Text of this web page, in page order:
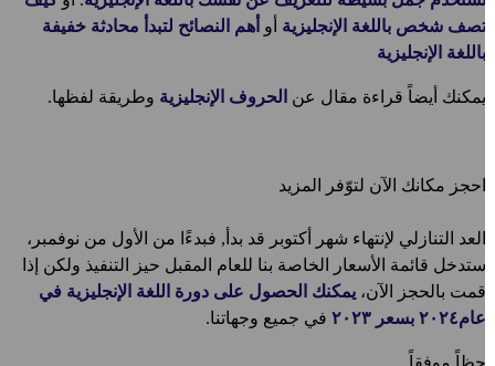
تصف شخص باللغة الإنجليزيةأوأهم النصائح لتبدأ محادثة خفيفة
باللغة الإنجليزية
يمكنك أيضاً قراءة مقال عنالحروف الإنجليزيةوطريقة لفظها.
احجز مكانك الآن لتوّفر المزيد
العد التنازلي لإنتهاء شهر أكتوبر قد بدأ, فبدءًا من الأول من نوفمبر،
ستدخل قائمة الأسعار الخاصة بنا للعام المقبل حيز التنفيذ ولكن إذا
قمت بالحجز الآن،يمكنك الحصول على دورة اللغة الإنجليزية في
عام٢٠٢٤ بسعر ٢٠٢٣
في جميع وجهاتنا.
حظاً موفقاً